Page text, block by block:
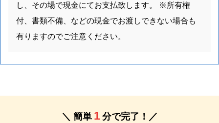
し、その場で現金にてお支払致します。 ※所有権
付、書類不備、などの現金でお渡しできない場合も
有りますのでご注意ください。
＼ 簡単 1 分で完了！／